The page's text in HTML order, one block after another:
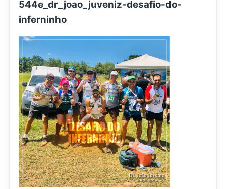
544e_dr_joao_juveniz-desafio-do-
inferninho